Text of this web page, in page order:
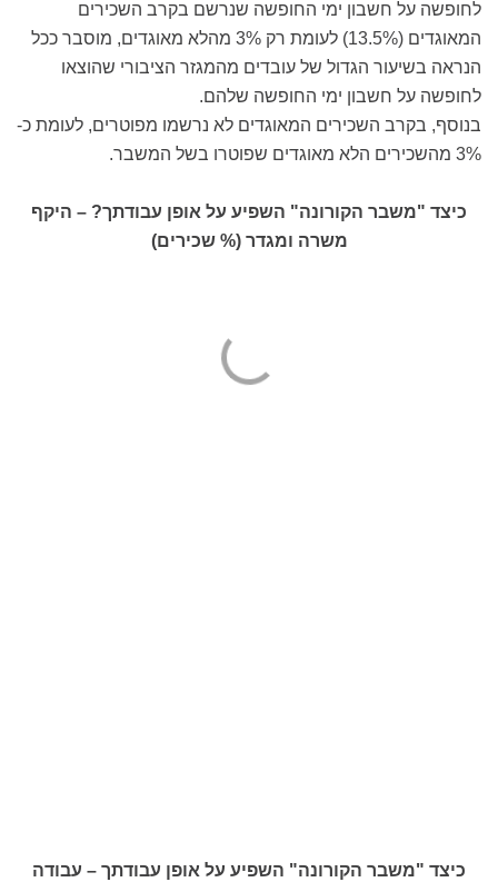
לחופשה על חשבון ימי החופשה שנרשם בקרב השכירים
המאוגדים (13.5%) לעומת רק 3% מהלא מאוגדים, מוסבר ככל
הנראה בשיעור הגדול של עובדים מהמגזר הציבורי שהוצאו
לחופשה על חשבון ימי החופשה שלהם.
בנוסף, בקרב השכירים המאוגדים לא נרשמו מפוטרים, לעומת כ-
3% מהשכירים הלא מאוגדים שפוטרו בשל המשבר.
כיצד "משבר הקורונה" השפיע על אופן עבודתך? – היקף
משרה ומגדר (% שכירים)
כיצד "משבר הקורונה" השפיע על אופן עבודתך – עבודה